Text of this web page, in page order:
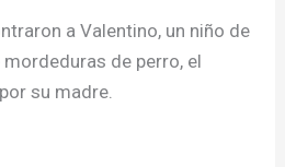
a Valentino, un niño de
de perro, el
su madre.